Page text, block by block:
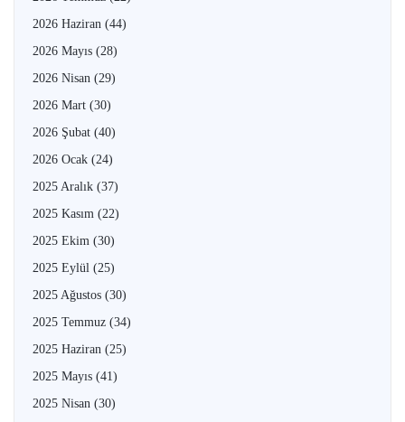
2026 Haziran (44)
2026 Mayıs (28)
2026 Nisan (29)
2026 Mart (30)
2026 Şubat (40)
2026 Ocak (24)
2025 Aralık (37)
2025 Kasım (22)
2025 Ekim (30)
2025 Eylül (25)
2025 Ağustos (30)
2025 Temmuz (34)
2025 Haziran (25)
2025 Mayıs (41)
2025 Nisan (30)